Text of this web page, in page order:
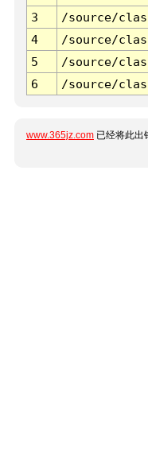
3 /source/
4
/source/
5
/source/
6
/source/
www.365jz.com 已经将此出